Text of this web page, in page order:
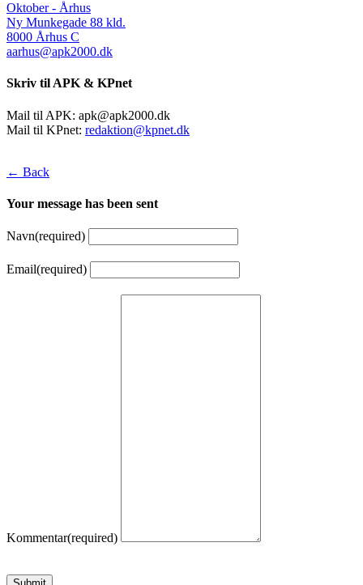
Oktober - Århus
Ny Munkegade 88 kld.
8000 Århus C
aarhus@apk2000.dk
Skriv til APK & KPnet
Mail til APK: apk@apk2000.dk
Mail til KPnet: redaktion@kpnet.dk
← Back
Your message has been sent
Navn(required)
Email(required)
Kommentar(required)